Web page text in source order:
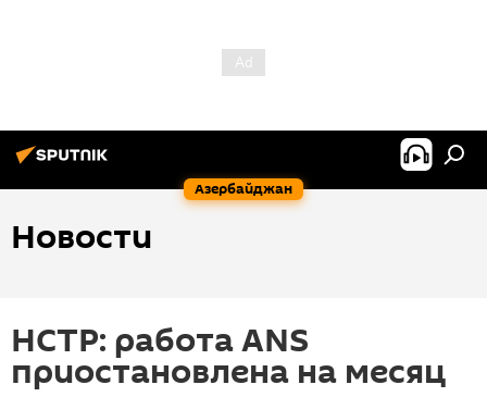
Азербайджан
Новости
НСТР: работа ANS
приостановлена на месяц